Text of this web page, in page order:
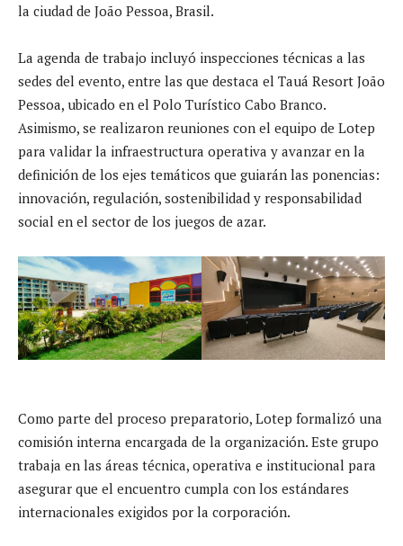
la ciudad de João Pessoa, Brasil.
La agenda de trabajo incluyó inspecciones técnicas a las
sedes del evento, entre las que destaca el Tauá Resort João
Pessoa, ubicado en el Polo Turístico Cabo Branco.
Asimismo, se realizaron reuniones con el equipo de Lotep
para validar la infraestructura operativa y avanzar en la
definición de los ejes temáticos que guiarán las ponencias:
innovación, regulación, sostenibilidad y responsabilidad
social en el sector de los juegos de azar.
Como parte del proceso preparatorio, Lotep formalizó una
comisión interna encargada de la organización. Este grupo
trabaja en las áreas técnica, operativa e institucional para
asegurar que el encuentro cumpla con los estándares
internacionales exigidos por la corporación.